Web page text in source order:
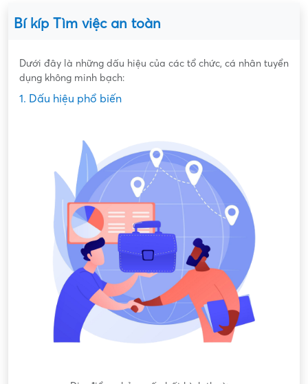
Bí kíp Tìm việc an toàn
Dưới đây là những dấu hiệu của các tổ chức, cá nhân tuyển
dụng không minh bạch:
1. Dấu hiệu phổ biến